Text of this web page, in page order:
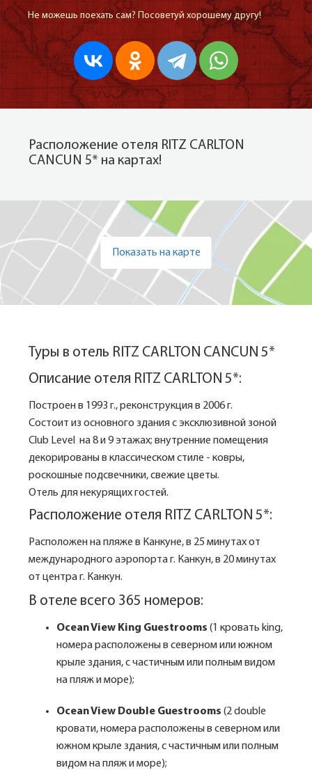
Не можешь поехать сам? Посоветуй хорошему другу!
Расположение отеля RITZ CARLTON
CANCUN 5* на картах!
Показать на карте
Туры в отель RITZ CARLTON CANCUN 5*
Описание отеля RITZ CARLTON 5*:
Построен в 1993 г., реконструкция в 2006 г.
Состоит из основного здания с эксклюзивной зоной
Club Level на 8 и 9 этажах; внутренние помещения
декорированы в классическом стиле - ковры,
роскошные подсвечники, свежие цветы.
Отель для некурящих гостей.
Расположение отеля RITZ CARLTON 5*:
Расположен на пляже в Канкуне, в 25 минутах от
международного аэропорта г. Канкун, в 20 минутах
от центра г. Канкун.
В отеле всего 365 номеров:
Ocean View King Guestrooms (1 кровать king,
номера расположены в северном или южном
крыле здания, с частичным или полным видом
на пляж и море);
Ocean View Double Guestrooms (2 double
кровати, номера расположены в северном или
южном крыле здания, с частичным или полным
видом на пляж и море);